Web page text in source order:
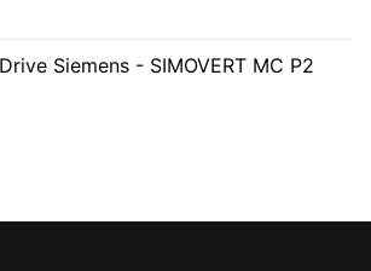
Siemens - SIMOVERT MC P2